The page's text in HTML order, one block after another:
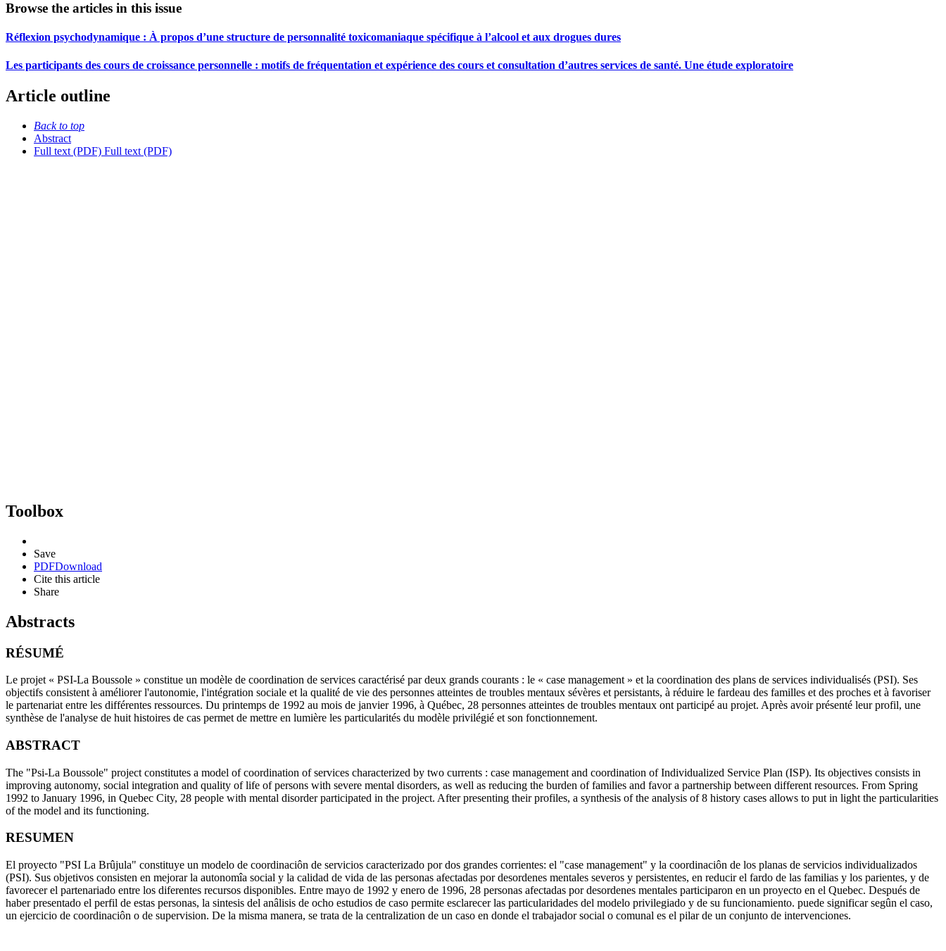
Browse the articles in this issue
Réflexion psychodynamique : À propos d’une structure de personnalité toxicomaniaque spécifique à l’alcool et aux drogues dures
Les participants des cours de croissance personnelle : motifs de fréquentation et expérience des cours et consultation d’autres services de santé. Une étude exploratoire
Article outline
Back to top
Abstract
Full text (PDF) Full text (PDF)
Toolbox
Save
PDFDownload
Cite this article
Share
Abstracts
RÉSUMÉ
Le projet « PSI-La Boussole » constitue un modèle de coordination de services caractérisé par deux grands courants : le « case management » et la coordination des plans de services individualisés (PSI). Ses
objectifs consistent à améliorer l'autonomie, l'intégration sociale et la qualité de vie des personnes atteintes de troubles mentaux sévères et persistants, à réduire le fardeau des familles et des proches et à favoriser
le partenariat entre les différentes ressources. Du printemps de 1992 au mois de janvier 1996, à Québec, 28 personnes atteintes de troubles mentaux ont participé au projet. Après avoir présenté leur profil, une
synthèse de l'analyse de huit histoires de cas permet de mettre en lumière les particularités du modèle privilégié et son fonctionnement.
ABSTRACT
The "Psi-La Boussole" project constitutes a model of coordination of services characterized by two currents : case management and coordination of Individualized Service Plan (ISP). Its objectives consists in
improving autonomy, social integration and quality of life of persons with severe mental disorders, as well as reducing the burden of families and favor a partnership between different resources. From Spring
1992 to January 1996, in Quebec City, 28 people with mental disorder participated in the project. After presenting their profiles, a synthesis of the analysis of 8 history cases allows to put in light the particularities
of the model and its functioning.
RESUMEN
El proyecto "PSI La Brûjula" constituye un modelo de coordinaciôn de servicios caracterizado por dos grandes corrientes: el "case management" y la coordinaciôn de los planas de servicios individualizados
(PSI). Sus objetivos consisten en mejorar la autonomîa social y la calidad de vida de las personas afectadas por desordenes mentales severos y persistentes, en reducir el fardo de las familias y los parientes, y de
favorecer el partenariado entre los diferentes recursos disponibles. Entre mayo de 1992 y enero de 1996, 28 personas afectadas por desordenes mentales participaron en un proyecto en el Quebec. Después de
haber presentado el perfil de estas personas, la sintesis del anâlisis de ocho estudios de caso permite esclarecer las particularidades del modelo privilegiado y de su funcionamiento. puede significar segûn el caso,
un ejercicio de coordinaciôn o de supervision. De la misma manera, se trata de la centralization de un caso en donde el trabajador social o comunal es el pilar de un conjunto de intervenciones.